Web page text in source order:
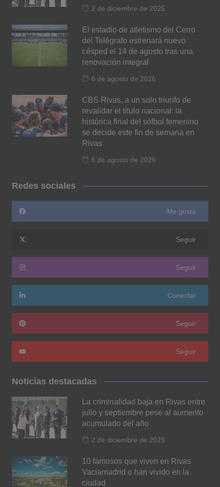
2 de diciembre de 2025
El estadio de atletismo del Cerro
del Telégrafo estrenará nuevo
césped el 14 de agosto tras una
renovación integral
6 de agosto de 2026
CBS Rivas, a un solo triunfo de
revalidar el título nacional: la
histórica final del sófbol femenino
se decide este fin de semana en
Rivas
6 de agosto de 2026
Redes sociales
Me gusta
Seguir
Seguir
Conectar
Seguir
Seguir
Noticias destacadas
La criminalidad baja en Rivas entre
julio y septiembre pese al aumento
acumulado del año
2 de diciembre de 2025
10 famosos que viven en Rivas
Vaciamadrid o han vivido en la
ciudad